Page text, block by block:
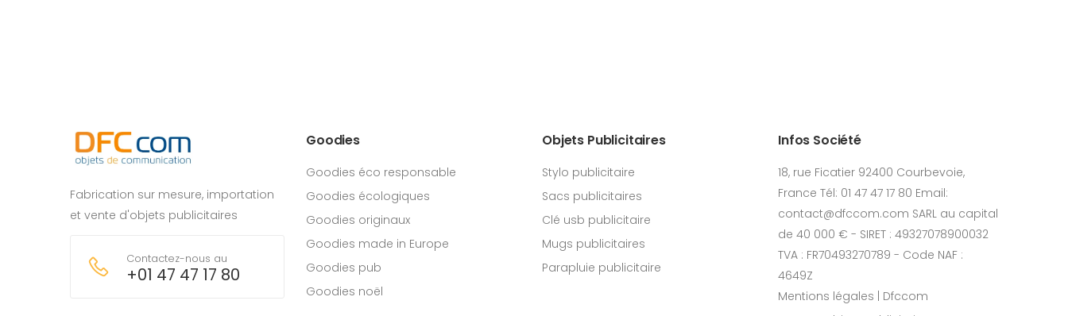
Fabrication sur mesure, importation
et vente d'objets publicitaires
Contactez-nous au
+01 47 47 17 80
Goodies
Goodies éco responsable
Goodies écologiques
Goodies originaux
Goodies made in Europe
Goodies pub
Goodies noël
Objets Publicitaires
Stylo publicitaire
Sacs publicitaires
Clé usb publicitaire
Mugs publicitaires
Parapluie publicitaire
Infos Société
18, rue Ficatier 92400 Courbevoie,
France Tél: 01 47 47 17 80 Email:
contact@dfccom.com SARL au capital
de 40 000 € - SIRET : 49327078900032
TVA : FR70493270789 - Code NAF :
4649Z
Mentions légales | Dfccom